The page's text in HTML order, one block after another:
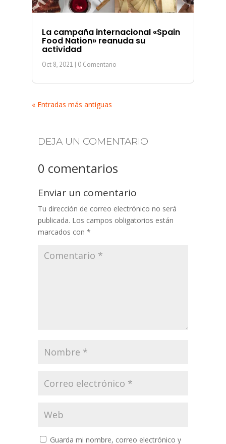
La campaña internacional «Spain
Food Nation» reanuda su
actividad
Oct 8, 2021 | 0 Comentario
« Entradas más antiguas
DEJA UN COMENTARIO
0 comentarios
Enviar un comentario
Tu dirección de correo electrónico no será
publicada. Los campos obligatorios están
marcados con *
Guarda mi nombre, correo electrónico y